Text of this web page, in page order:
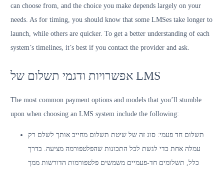
can choose from, and the choice you make depends largely on your
needs. As for timing, you should know that some LMSes take longer to
launch, while others are quicker. To get a better understanding of each
system’s timelines, it’s best if you contact the provider and ask.
אפשרויות ודגמי תשלום של LMS
The most common payment options and models that you’ll stumble
upon when choosing an LMS system include the following:
תשלום חד פעמי: סוג זה של שיטת תשלום מחייב אותך לשלם רק
עמלה אחת כדי לגשת לכל התכונות שהפלטפורמה מציעה. בדרך
כלל, תשלומים חד-פעמיים משמשים פלטפורמות הדורשות ממך